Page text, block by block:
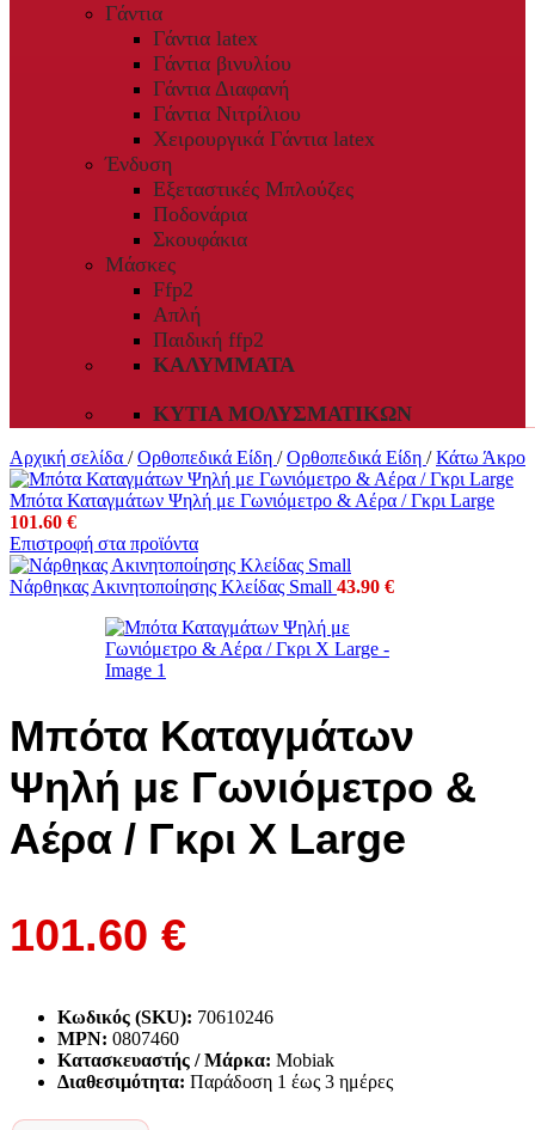
Γάντια
Γάντια latex
Γάντια βινυλίου
Γάντια Διαφανή
Γάντια Νιτρίλιου
Χειρουργικά Γάντια latex
Ένδυση
Εξεταστικές Μπλούζες
Ποδονάρια
Σκουφάκια
Μάσκες
Ffp2
Απλή
Παιδική ffp2
ΚΑΛΎΜΜΑΤΑ
ΚΥΤΊΑ ΜΟΛΥΣΜΑΤΙΚΏΝ
Αρχική σελίδα / Ορθοπεδικά Είδη / Ορθοπεδικά Είδη / Κάτω Άκρο
Mπότα Καταγμάτων Ψηλή με Γωνιόμετρο & Αέρα / Γκρι Large
101.60 €
Επιστροφή στα προϊόντα
Νάρθηκας Ακινητοποίησης Κλείδας Small 43.90 €
Mπότα Καταγμάτων
Ψηλή με Γωνιόμετρο &
Αέρα / Γκρι X Large
101.60 €
Κωδικός (SKU): 70610246
MPN: 0807460
Κατασκευαστής / Μάρκα: Mobiak
Διαθεσιμότητα: Παράδoση 1 έως 3 ημέρες